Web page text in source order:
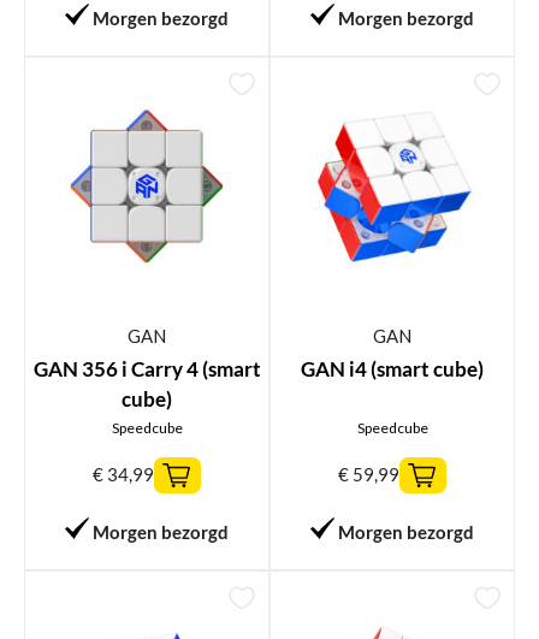
Morgen bezorgd Morgen bezorgd
GAN
GAN 356 i Carry 4 (smart
cube)
Speedcube
€ 34,99
Morgen bezorgd
GAN
GAN i4 (smart cube)
Speedcube
€ 59,99
Morgen bezorgd